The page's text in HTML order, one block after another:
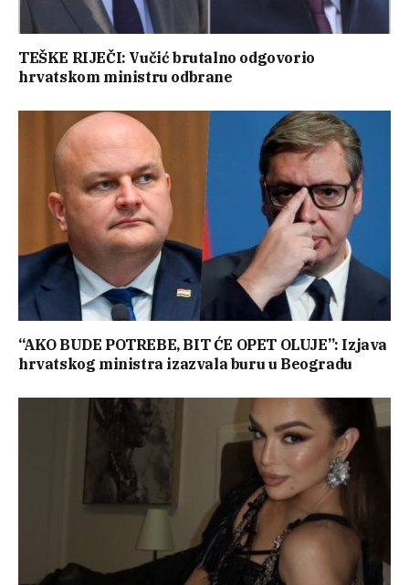
TEŠKE RIJEČI: Vučić brutalno odgovorio
hrvatskom ministru odbrane
“AKO BUDE POTREBE, BIT ĆE OPET OLUJE”: Izjava
hrvatskog ministra izazvala buru u Beogradu